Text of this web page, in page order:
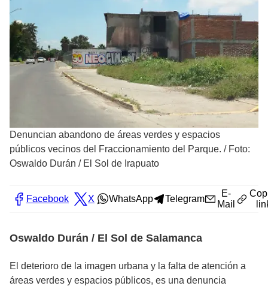
Denuncian abandono de áreas verdes y espacios
públicos vecinos del Fraccionamiento del Parque. / Foto:
Oswaldo Durán / El Sol de Irapuato
Facebook X WhatsApp Telegram
E-
Mail
Oswaldo Durán / El Sol de Salamanca
El deterioro de la imagen urbana y la falta de atención a
áreas verdes y espacios públicos, es una denuncia